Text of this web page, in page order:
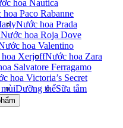
hoa Nautica
Paco Rabanne
Nước hoa Prada
Nước hoa Roja Dove
hoa Valentino
XerjoffNước hoa Zara
Salvatore Ferragamo
hoa Victoria’s Secret
Dưỡng thểSữa tắm